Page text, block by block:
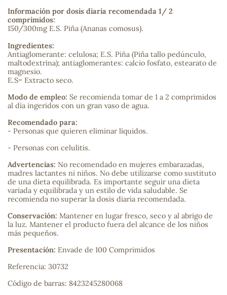
Información por dosis diaria recomendada 1/ 2
comprimidos:
150/300mg E.S. Piña (Ananas comosus).
Ingredientes:
Antiaglomerante: celulosa; E.S. Piña (Piña tallo pedúnculo,
maltodextrina); antiaglomerantes: calcio fosfato, estearato de
magnesio.
E.S= Extracto seco.
Modo de empleo: Se recomienda tomar de 1 a 2 comprimidos
al día ingeridos con un gran vaso de agua.
Recomendado para:
- Personas que quieren eliminar líquidos.
- Personas con celulitis.
Advertencias: No recomendado en mujeres embarazadas,
madres lactantes ni niños. No debe utilizarse como sustituto
de una dieta equilibrada. Es importante seguir una dieta
variada y equilibrada y un estilo de vida saludable. Se
recomienda no superar la dosis diaria recomendada.
Conservación: Mantener en lugar fresco, seco y al abrigo de
la luz. Mantener el producto fuera del alcance de los niños
más pequeños.
Presentación: Envade de 100 Comprimidos
Referencia: 30732
Código de barras: 8423245280068